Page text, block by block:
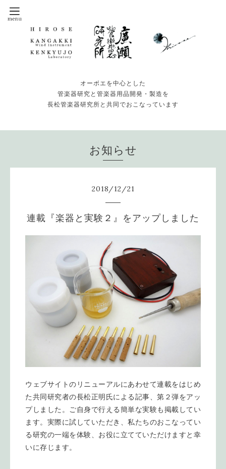
オーボエを中心とした
管楽器研究と管楽器用品開発・製造を
長松管楽器研究所と共同でおこなっています
お知らせ
2018/12/21
連載『楽器と実験２』をアップしました
ウェブサイトのリニューアルにあわせて連載をはじめ
た共同研究者の長松正明氏による記事、第２弾をアッ
プしました。ご自身で行える簡単な実験も掲載してい
ます。実際に試していただき、私たちのおこなってい
る研究の一端を体験、お役に立てていただけますと幸
いに存じます。